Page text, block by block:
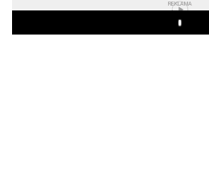
REKLAMA
Play